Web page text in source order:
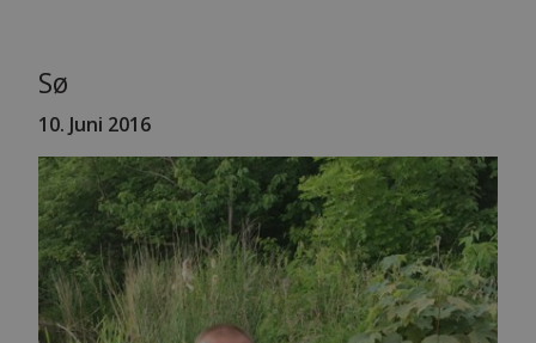
Sø
10. Juni 2016